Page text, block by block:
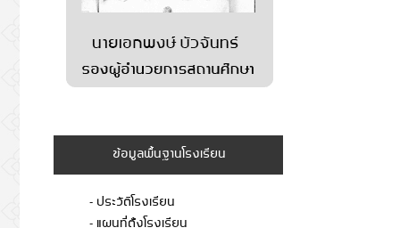
ข้อมูลพื้นฐานโรงเรียน
- ประวัติโรงเรียน
- แผนที่ต้ังโรงเรียน